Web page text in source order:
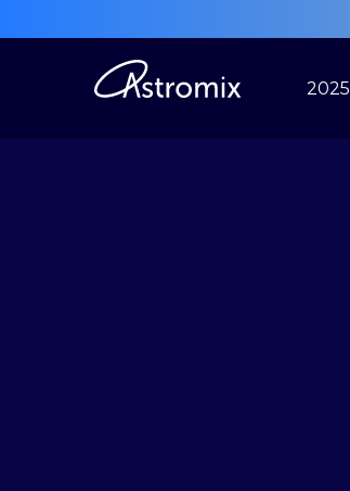
2025